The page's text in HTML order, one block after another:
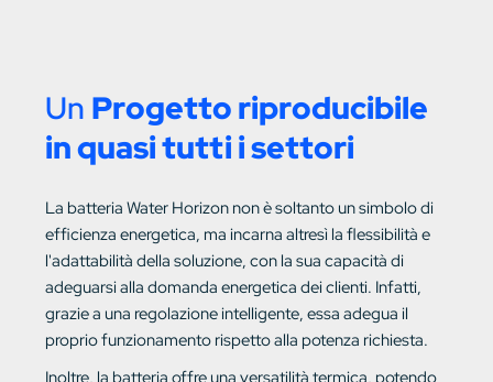
Un Progetto riproducibile
in quasi tutti i settori
La batteria Water Horizon non è soltanto un simbolo di
efficienza energetica, ma incarna altresì la flessibilità e
l'adattabilità della soluzione, con la sua capacità di
adeguarsi alla domanda energetica dei clienti. Infatti,
grazie a una regolazione intelligente, essa adegua il
proprio funzionamento rispetto alla potenza richiesta.
Inoltre, la batteria offre una versatilità termica, potendo